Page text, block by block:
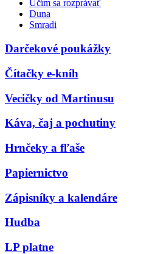
Učím sa rozprávať
Duna
Smradi
Darčekové poukážky
Čítačky e-kníh
Vecičky od Martinusu
Káva, čaj a pochutiny
Hrnčeky a fľaše
Papiernictvo
Zápisníky a kalendáre
Hudba
LP platne